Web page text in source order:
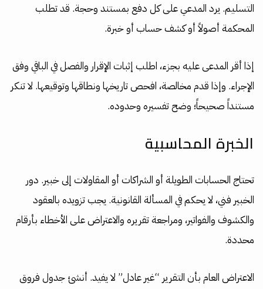
التسليم. يرد المدعي على كل دفع بمستند وحجة. قد تطلب
المحكمة أصولاً أو كشف حساب أو خبرة.
إذا أقر المدعى عليه بجزء، اطلب إثبات الإقرار والفصل في الباقي وفق
الإجراء. وإذا قدم مخالصة، افحص تاريخها ونطاقها وتوقيعها. لا تنكر
مستنداً صحيحاً؛ وضح تفسيره وحدوده.
الخبرة المحاسبية
تحتاج الحسابات الطويلة أو الشراكات أو المقاولات إلى خبير. دور
الخبير فني، لا يحكم في المسألة القانونية. يجب تزويده بالعقود
والكشوف والفواتير، ومراجعة تقريره والاعتراض على الأخطاء بأرقام
محددة.
الاعتراض العام بأن التقرير “غير عادل” لا يفيد. أنشئ جدول فروق